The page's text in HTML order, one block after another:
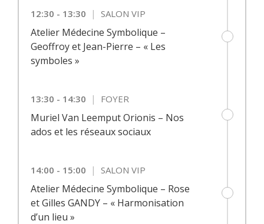
12:30 - 13:30 | SALON VIP
Atelier Médecine Symbolique –
Geoffroy et Jean-Pierre – « Les
symboles »
13:30 - 14:30 | FOYER
Muriel Van Leemput Orionis – Nos
ados et les réseaux sociaux
14:00 - 15:00 | SALON VIP
Atelier Médecine Symbolique – Rose
et Gilles GANDY – « Harmonisation
d’un lieu »